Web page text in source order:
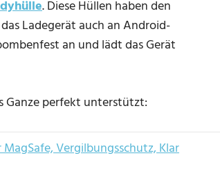
. Diese Hüllen haben den
Ladegerät auch an Android-
an und lädt das Gerät
Ganze perfekt unterstützt:
Vergilbungsschutz, Klar